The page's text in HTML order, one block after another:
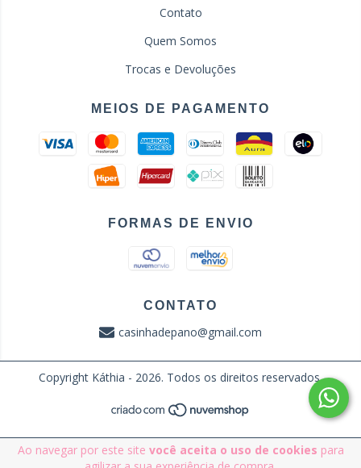
Ao navegar por este site você aceita o uso de cookies para
Contato
Quem Somos
Trocas e Devoluções
MEIOS DE PAGAMENTO
FORMAS DE ENVIO
CONTATO
casinhadepano@gmail.com
Copyright Káthia - 2026. Todos os direitos reservados.